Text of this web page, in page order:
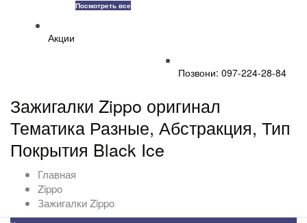
Посмотреть все
Акции
Позвони: 097-224-28-84
Зажигалки Zippo оригинал
Тематика Разные, Абстракция, Тип
Покрытия Black Ice
Главная
Zippo
Зажигалки Zippo